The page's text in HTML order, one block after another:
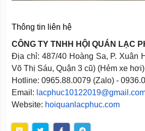
Thông tin liên hệ
CÔNG TY TNHH HỘI QUÁN LẠC
Địa chỉ: 487/40 Hoàng Sa, P. Xuân
Võ Thị Sáu, Quận 3 cũ) (Hẻm xe hơi)
Hotline: 0965.88.0079 (Zalo) -
Email:
Website: hoiquanlacphuc.com